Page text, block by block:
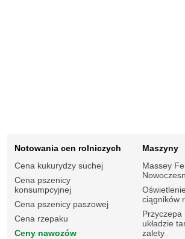
Notowania cen rolniczych
Cena kukurydzy suchej
Cena pszenicy
konsumpcyjnej
Cena pszenicy paszowej
Cena rzepaku
Ceny nawozów
Maszyny
Massey
ciągników
Przyczepa
układzie
zalety